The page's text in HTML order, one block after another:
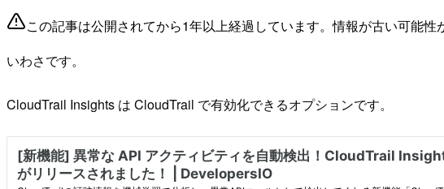
この記事は公開されてから1年以上経過しています。情報が古い可能性
いわさです。
CloudTrail Insights は CloudTrail で有効化できるオプションです。